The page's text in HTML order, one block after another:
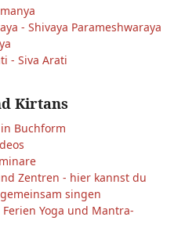
- Shivaya Parameshwaraya
- Siva Arati
Kirtans
Buchform
Zentren - hier kannst du
singen
Yoga und Mantra-